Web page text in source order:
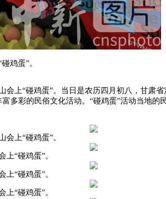
鸡蛋”。
上“碰鸡蛋”。当日是农历四月初八，甘肃
多彩的民俗文化活动。“碰鸡蛋”活动当地
上“碰鸡蛋”。
“碰鸡蛋”。
“碰鸡蛋”。
“碰鸡蛋”。